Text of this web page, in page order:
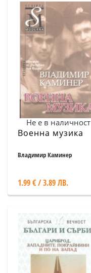
Не е в наличност
Военна музика
Владимир Каминер
1.99 € / 3.89 ЛВ.